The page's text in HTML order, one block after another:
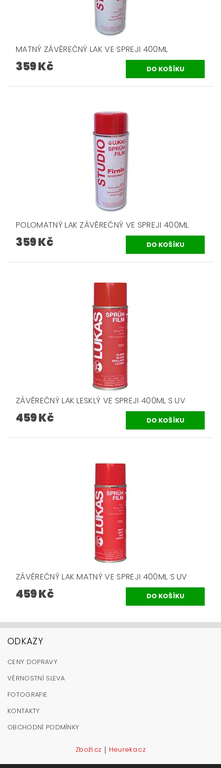
MATNÝ ZÁVĚREČNÝ LAK VE SPREJI 400ML
359 Kč
POLOMATNÝ LAK ZÁVĚREČNÝ VE SPREJI 400ML
359 Kč
ZÁVĚREČNÝ LAK LESKLÝ VE SPREJI 400ML S UV
459 Kč
ZÁVĚREČNÝ LAK MATNÝ VE SPREJI 400ML S UV
459 Kč
ODKAZY
CENY DOPRAVY
VĚRNOSTNÍ SLEVA
FOTOGRAFIE
KONTAKTY
OBCHODNÍ PODMÍNKY
Zboží.cz | Heureka.cz